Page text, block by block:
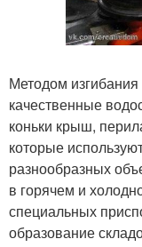
Методом
качественные
коньки крыш,
которые
разнообразных
в горячем и
специальных
образование